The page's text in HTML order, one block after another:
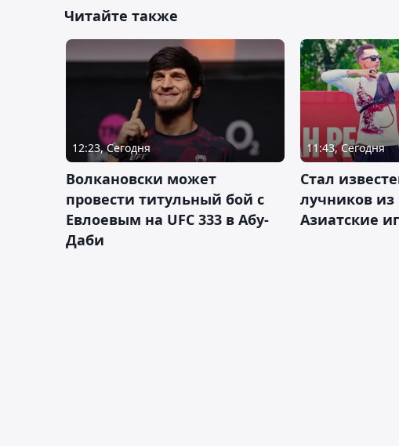
Читайте также
12:23, Сегодня
Волкановски может
провести титульный бой с
Евлоевым на UFC 333 в Абу-
Даби
11:43, Сегодня
Стал
лучников из
Азиатские